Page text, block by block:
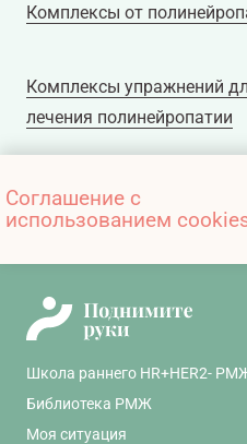
Комплексы от
Комплексы упражнений
лечения полинейропатии
Комплексы упражнений
лечения полинейропатии
Школа раннего HR+HER2-
Библиотека РМЖ
Моя ситуация
Соглашение с
использованием